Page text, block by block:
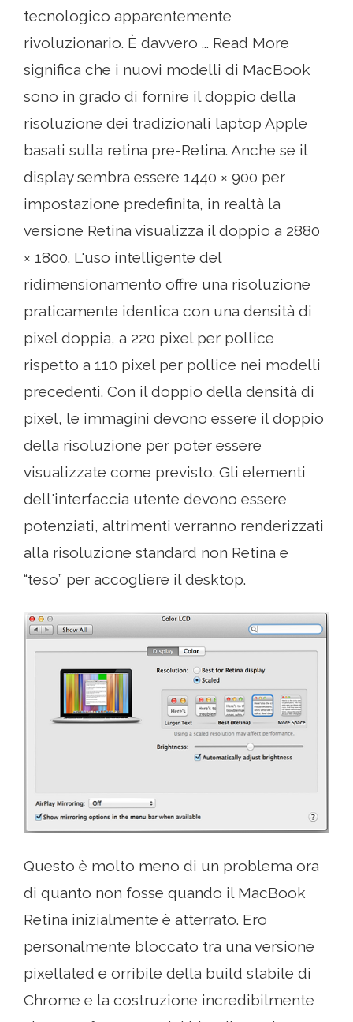
tecnologico apparentemente
rivoluzionario. È davvero ... Read More
significa che i nuovi modelli di MacBook
sono in grado di fornire il doppio della
risoluzione dei tradizionali laptop Apple
basati sulla retina pre-Retina. Anche se il
display sembra essere 1440 × 900 per
impostazione predefinita, in realtà la
versione Retina visualizza il doppio a 2880
× 1800. L'uso intelligente del
ridimensionamento offre una risoluzione
praticamente identica con una densità di
pixel doppia, a 220 pixel per pollice
rispetto a 110 pixel per pollice nei modelli
precedenti. Con il doppio della densità di
pixel, le immagini devono essere il doppio
della risoluzione per poter essere
visualizzate come previsto. Gli elementi
dell'interfaccia utente devono essere
potenziati, altrimenti verranno renderizzati
alla risoluzione standard non Retina e
“teso” per accogliere il desktop.
Questo è molto meno di un problema ora
di quanto non fosse quando il MacBook
Retina inizialmente è atterrato. Ero
personalmente bloccato tra una versione
pixellated e orribile della build stabile di
Chrome e la costruzione incredibilmente